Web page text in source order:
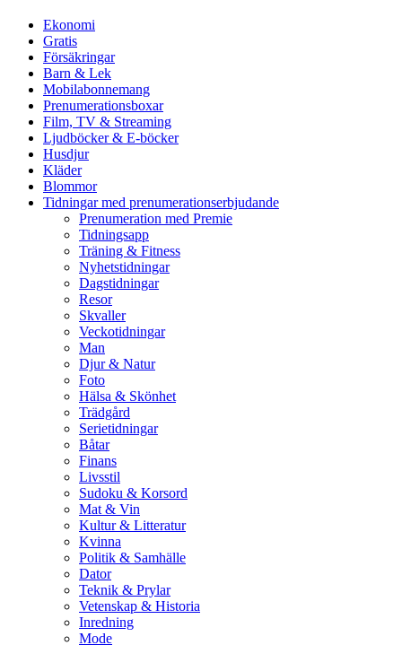
Ekonomi
Gratis
Försäkringar
Barn & Lek
Mobilabonnemang
Prenumerationsboxar
Film, TV & Streaming
Ljudböcker & E-böcker
Husdjur
Kläder
Blommor
Tidningar med prenumerationserbjudande
Prenumeration med Premie
Tidningsapp
Träning & Fitness
Nyhetstidningar
Dagstidningar
Resor
Skvaller
Veckotidningar
Man
Djur & Natur
Foto
Hälsa & Skönhet
Trädgård
Serietidningar
Båtar
Finans
Livsstil
Sudoku & Korsord
Mat & Vin
Kultur & Litteratur
Kvinna
Politik & Samhälle
Dator
Teknik & Prylar
Vetenskap & Historia
Inredning
Mode